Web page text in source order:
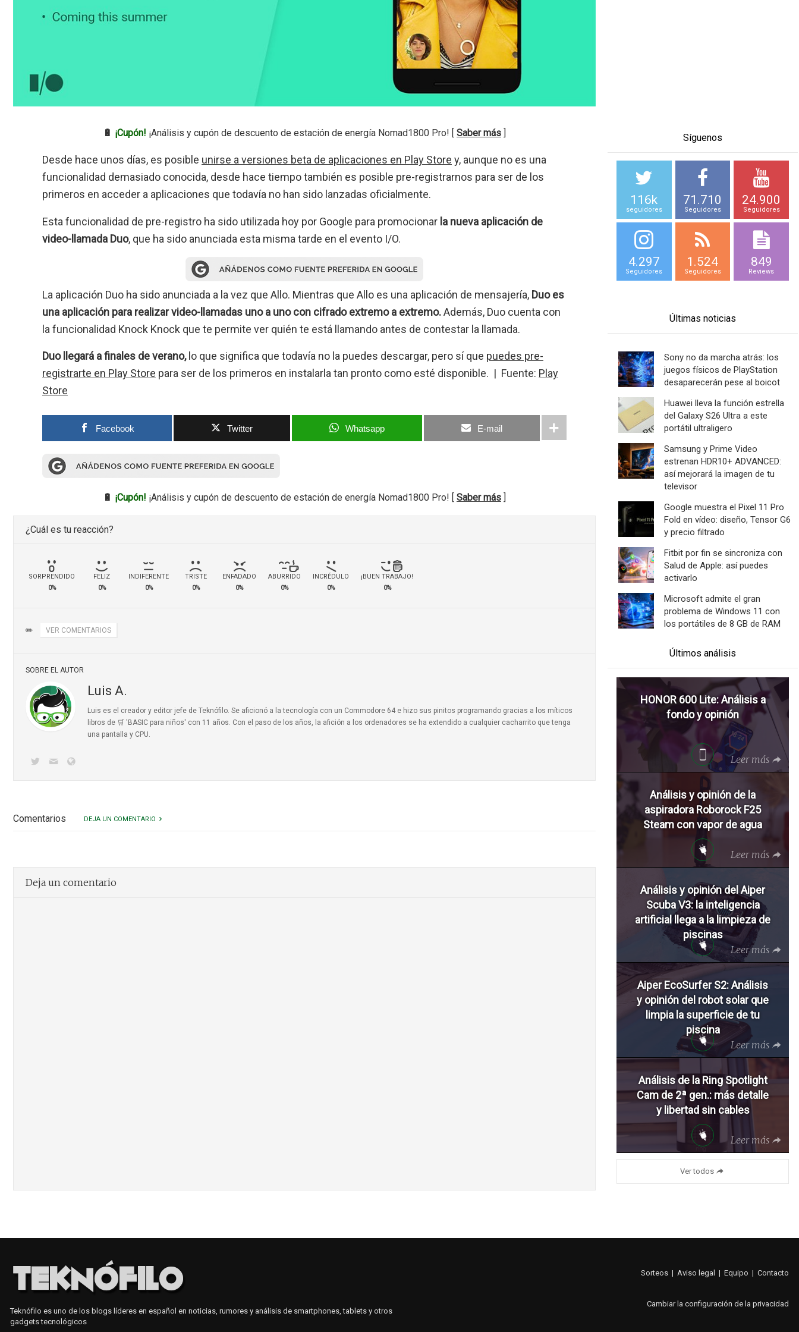
🔋 ¡Cupón! ¡Análisis y cupón de descuento de estación de energía Nomad1800 Pro! [ Saber más ]
Desde hace unos días, es posible unirse a versiones beta de aplicaciones en Play Store y, aunque no es una
funcionalidad demasiado conocida, desde hace tiempo también es posible pre-registrarnos para ser de los
primeros en acceder a aplicaciones que todavía no han sido lanzadas oficialmente.
Esta funcionalidad de pre-registro ha sido utilizada hoy por Google para promocionar la nueva aplicación de
video-llamada Duo, que ha sido anunciada esta misma tarde en el evento I/O.
La aplicación Duo ha sido anunciada a la vez que Allo. Mientras que Allo es una aplicación de mensajería, Duo es
una aplicación para realizar video-llamadas uno a uno con cifrado extremo a extremo.Además, Duo cuenta con
la funcionalidad Knock Knock que te permite ver quién te está llamando antes de contestar la llamada.
Duo llegará a finales de verano,lo que significa que todavía no la puedes descargar, pero sí que puedes pre-
registrarte en Play Store para ser de los primeros en instalarla tan pronto como esté disponible. | Fuente: Play
Store
Facebook Twitter Whatsapp E-mail
🔋 ¡Cupón! ¡Análisis y cupón de descuento de estación de energía Nomad1800 Pro! [ Saber más ]
¿Cuál es tu reacción?
SORPRENDIDO
0%
FELIZ
0%
INDIFERENTE
0%
TRISTE
0%
ENFADADO
0%
ABURRIDO
0%
INCRÉDULO
0%
¡BUEN TRABAJO!
0%
✏️ VER COMENTARIOS
SOBRE EL AUTOR
Luis A.
Luis es el creador y editor jefe de Teknófilo. Se aficionó a la tecnología con un Commodore 64 e hizo sus pinitos programando gracias a los míticos
libros de 🛒 'BASIC para niños' con 11 años. Con el paso de los años, la afición a los ordenadores se ha extendido a cualquier cacharrito que tenga
una pantalla y CPU.
Comentarios DEJA UN COMENTARIO
Deja un comentario
Síguenos
116k
seguidores
71.710
Seguidores
24.900
Seguidores
4.297
Seguidores
1.524
Seguidores
849
Reviews
Últimas noticias
Sony no da marcha atrás: los
juegos físicos de PlayStation
desaparecerán pese al boicot
Huawei lleva la función estrella
del Galaxy S26 Ultra a este
portátil ultraligero
Samsung y Prime Video
estrenan HDR10+ ADVANCED:
así mejorará la imagen de tu
televisor
Google muestra el Pixel 11 Pro
Fold en vídeo: diseño, Tensor G6
y precio filtrado
Fitbit por fin se sincroniza con
Salud de Apple: así puedes
activarlo
Microsoft admite el gran
problema de Windows 11 con
los portátiles de 8 GB de RAM
Últimos análisis
HONOR 600 Lite: Análisis a
fondo y opinión
Leer más
Análisis y opinión de la
aspiradora Roborock F25
Steam con vapor de agua
Leer más
Análisis y opinión del Aiper
Scuba V3: la inteligencia
artificial llega a la limpieza de
piscinas
Leer más
Aiper EcoSurfer S2: Análisis
y opinión del robot solar que
limpia la superficie de tu
piscina
Leer más
Análisis de la Ring Spotlight
Cam de 2ª gen.: más detalle
y libertad sin cables
Leer más
Ver todos
Teknófilo es uno de los blogs líderes en español en noticias, rumores y análisis de smartphones, tablets y otros
gadgets tecnológicos
Sorteos | Aviso legal | Equipo | Contacto
Cambiar la configuración de la privacidad